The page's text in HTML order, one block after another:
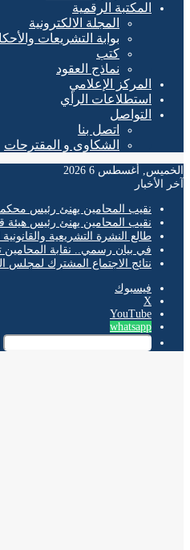
المكتبة الرقمية
المجلة الالكترونية
بوابة التشريعات
كتب
نماذج العقود
المركز الإعلامي
استطلاعات الرأي
التواصل
اتصل بنا
الشكاوى و المقترحات
الخميس, أغسطس 6 2026
آخر الأخبار
نقيب المحامين يهنئ رئيس
نقيب المحامين يهنئ رئيس هيئة
طالع النشرة التشريعية والقانونية الجنائية لشهر يناير 2025
في بيان رسمي.. نقابة المحامين
نتائج الاجتماع المشترك لمجلس
فيسبوك
‫X
‫YouTube
whatsapp